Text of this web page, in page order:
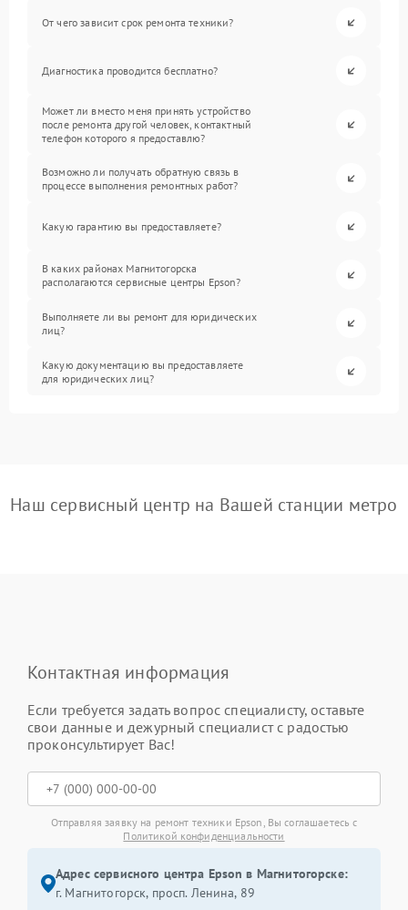
От чего зависит срок ремонта техники?
Диагностика проводится бесплатно?
Может ли вместо меня принять устройство
после ремонта другой человек, контактный
телефон которого я предоставлю?
Возможно ли получать обратную связь в
процессе выполнения ремонтных работ?
Какую гарантию вы предоставляете?
В каких районах Магнитогорска
располагаются сервисные центры Epson?
Выполняете ли вы ремонт для юридических
лиц?
Какую документацию вы предоставляете
для юридических лиц?
Наш сервисный центр на Вашей станции метро
Контактная информация
Если требуется задать вопрос специалисту, оставьте
свои данные и дежурный специалист с радостью
проконсультирует Вас!
Отправляя заявку на ремонт техники Epson, Вы соглашаетесь с
Политикой конфиденциальности
Адрес сервисного центра Epson в Магнитогорске:
г. Магнитогорск, просп. Ленина, 89